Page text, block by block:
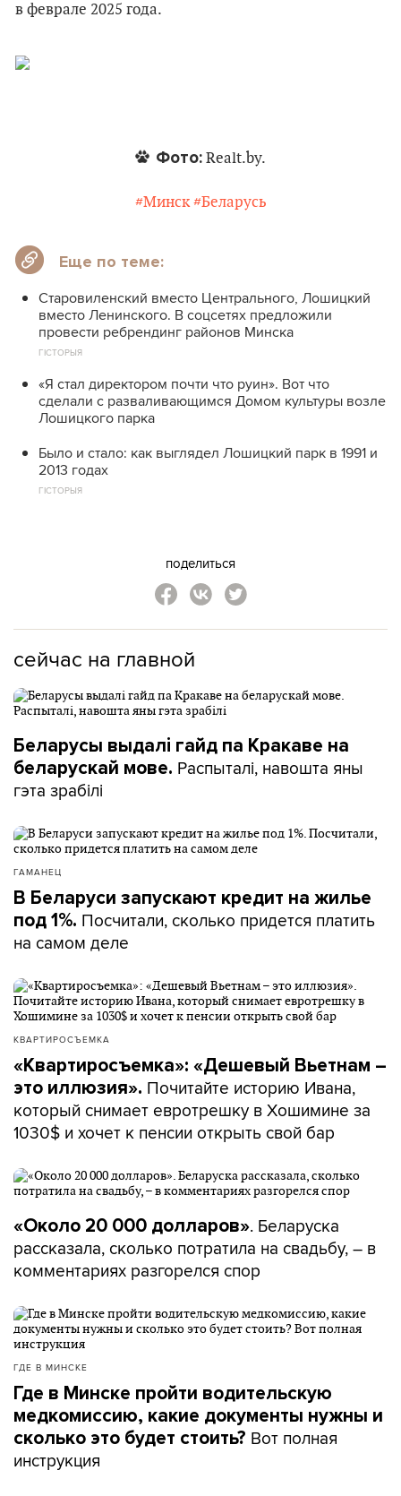
в феврале 2025 года.
Фото: Realt.by.
#Минск #Беларусь
Еще по теме:
Старовиленский вместо Центрального, Лошицкий
вместо Ленинского. В соцсетях предложили
провести ребрендинг районов Минска
ГІСТОРЫЯ
«Я стал директором почти что руин». Вот что
сделали с разваливающимся Домом культуры возле
Лошицкого парка
Было и стало: как выглядел Лошицкий парк в 1991 и
2013 годах
ГІСТОРЫЯ
поделиться
сейчас на главной
Беларусы выдалі гайд па Кракаве на
беларускай мове. Распыталі, навошта яны
гэта зрабілі
ГАМАНЕЦ
В Беларуси запускают кредит на жилье
под 1%. Посчитали, сколько придется платить
на самом деле
КВАРТИРОСЪЕМКА
«Квартиросъемка»: «Дешевый Вьетнам –
это иллюзия». Почитайте историю Ивана,
который снимает евротрешку в Хошимине за
1030$ и хочет к пенсии открыть свой бар
«Около 20 000 долларов». Беларуска
рассказала, сколько потратила на свадьбу, – в
комментариях разгорелся спор
ГДЕ В МИНСКЕ
Где в Минске пройти водительскую
медкомиссию, какие документы нужны и
сколько это будет стоить? Вот полная
инструкция